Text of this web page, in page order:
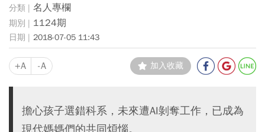
名人專欄
1124期
2018-07-05 11:43
+A -A 加入收藏
擔心孩子選錯科系，未來遭AI剝奪工作，已成為
現代媽媽們的共同煩惱。